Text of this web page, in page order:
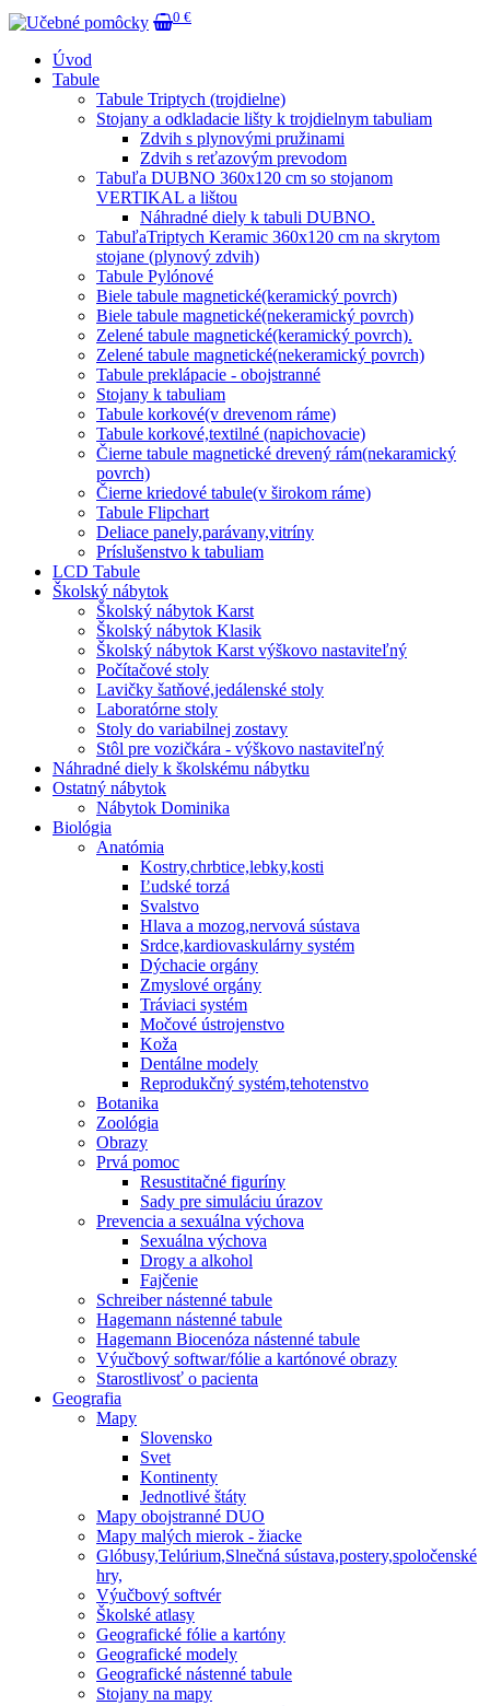
0 €
Úvod
Tabule
Tabule Triptych (trojdielne)
Stojany a odkladacie lišty k trojdielnym tabuliam
Zdvih s plynovými pružinami
Zdvih s reťazovým prevodom
Tabuľa DUBNO 360x120 cm so stojanom
VERTIKAL a lištou
Náhradné diely k tabuli DUBNO.
TabuľaTriptych Keramic 360x120 cm na skrytom
stojane (plynový zdvih)
Tabule Pylónové
Biele tabule magnetické(keramický povrch)
Biele tabule magnetické(nekeramický povrch)
Zelené tabule magnetické(keramický povrch).
Zelené tabule magnetické(nekeramický povrch)
Tabule preklápacie - obojstranné
Stojany k tabuliam
Tabule korkové(v drevenom ráme)
Tabule korkové,textilné (napichovacie)
Čierne tabule magnetické drevený rám(nekaramický
povrch)
Čierne kriedové tabule(v širokom ráme)
Tabule Flipchart
Deliace panely,parávany,vitríny
Príslušenstvo k tabuliam
LCD Tabule
Školský nábytok
Školský nábytok Karst
Školský nábytok Klasik
Školský nábytok Karst výškovo nastaviteľný
Počítačové stoly
Lavičky šatňové,jedálenské stoly
Laboratórne stoly
Stoly do variabilnej zostavy
Stôl pre vozičkára - výškovo nastaviteľný
Náhradné diely k školskému nábytku
Ostatný nábytok
Nábytok Dominika
Biológia
Anatómia
Kostry,chrbtice,lebky,kosti
Ľudské torzá
Svalstvo
Hlava a mozog,nervová sústava
Srdce,kardiovaskulárny systém
Dýchacie orgány
Zmyslové orgány
Tráviaci systém
Močové ústrojenstvo
Koža
Dentálne modely
Reprodukčný systém,tehotenstvo
Botanika
Zoológia
Obrazy
Prvá pomoc
Resustitačné figuríny
Sady pre simuláciu úrazov
Prevencia a sexuálna výchova
Sexuálna výchova
Drogy a alkohol
Fajčenie
Schreiber nástenné tabule
Hagemann nástenné tabule
Hagemann Biocenóza nástenné tabule
Výučbový softwar/fólie a kartónové obrazy
Starostlivosť o pacienta
Geografia
Mapy
Slovensko
Svet
Kontinenty
Jednotlivé štáty
Mapy obojstranné DUO
Mapy malých mierok - žiacke
Glóbusy,Telúrium,Slnečná sústava,postery,spoločenské
hry,
Výučbový softvér
Školské atlasy
Geografické fólie a kartóny
Geografické modely
Geografické nástenné tabule
Stojany na mapy